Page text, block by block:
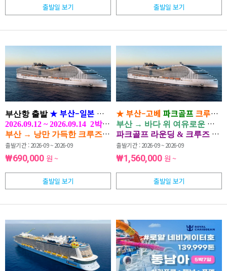
출발일 보기 출발일 보기
부산항 출발 ★ 부산–일본 코스타세레나 크루즈 ★
2026.09.12 ~ 2026.09.14 2박 3일
부산 → 낭만 가득한 크루즈 항해 → 일본 고베
출발기간 : 2026-09 ~ 2026-09
₩690,000 원 ~
출발일 보기
★ 부산–고베 파크골프 크루즈
2026.09.12 ~ 2026.09.15 | 부산
부산 → 바다 위 여유로운 항
“여행과 스포츠, 휴식이 함께
파크골프 라운딩 & 크루즈 선
출발기간 : 2026-09 ~ 2026-09
₩1,560,000 원 ~
출발일 보기